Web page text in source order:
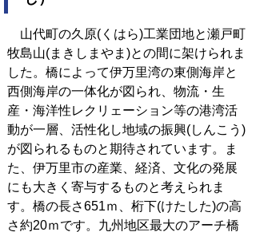
山代町の久原(くはら)工業団地と瀬戸町
牧島山(まきしまやま)との間に架けられま
した。橋によって伊万里湾の東側海岸と
西側海岸の一体化が図られ、物流・生
産・海洋性レクリェーション等の港湾活
動が一層、活性化し地域の振興(しんこう)
が図られるものと期待されています。ま
た、伊万里市の産業、経済、文化の発展
にも大きく寄与するものと考えられま
す。橋の長さ651ｍ、桁下(けたした)の高
さ約20ｍです。九州地区最大のアーチ橋